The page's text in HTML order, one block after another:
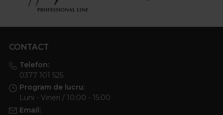
CONTACT
Telefon:
0377 101 525
Program de lucru:
Luni - Vineri / 10:00 - 15:00
Email: